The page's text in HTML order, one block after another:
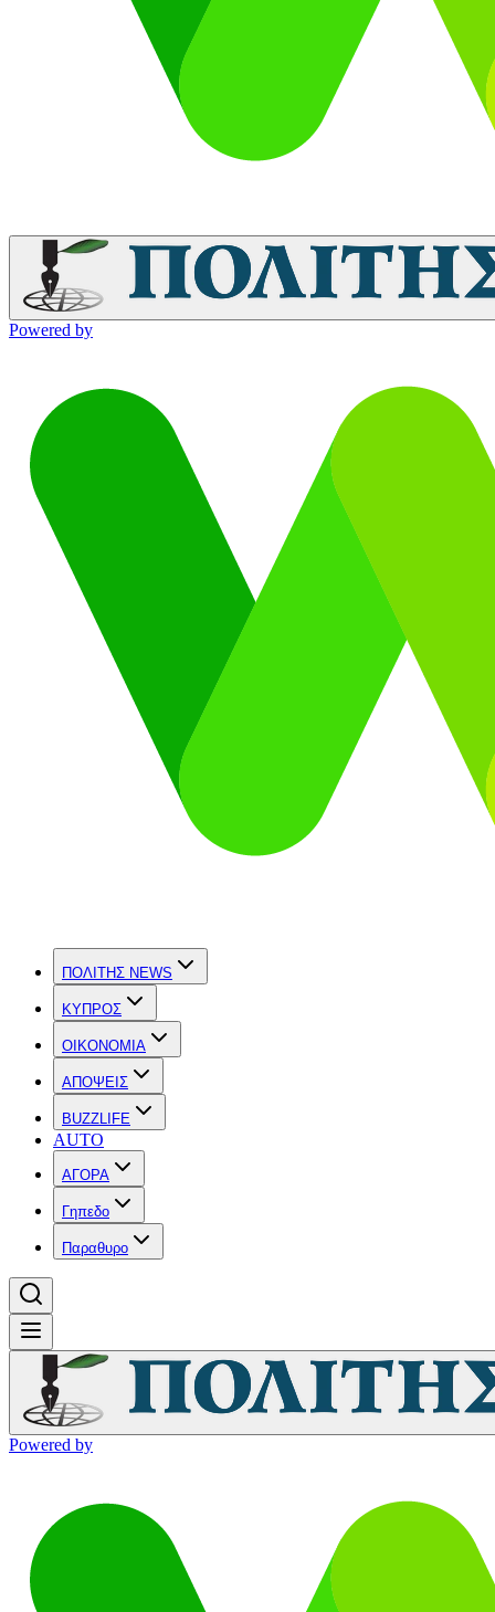
Powered by
ΠΟΛΙΤΗΣ NEWS
ΚΥΠΡΟΣ
OIKONOMIA
ΑΠΟΨΕΙΣ
BUZZLIFE
AUTO
ΑΓΟΡΑ
Γηπεδο
Παραθυρο
Powered by